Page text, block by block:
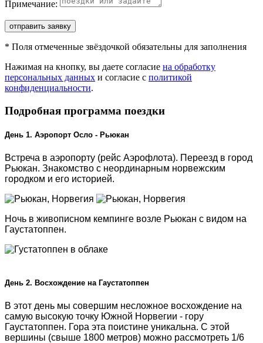
Примечание:
отправить заявку
* Поля отмеченные звёздочкой обязательны для заполнения
Нажимая на кнопку, вы даете согласие на обработку
персональных данных и согласие с политикой
конфиденциальности.
Подробная программа поездки
День 1. Аэропорт Осло - Рьюкан
Встреча в аэропорту (рейс Аэрофлота). Переезд в город
Рьюкан. Знакомство с неординарным норвежским
городком и его историей.
Ночь в живописном кемпинге возле Рьюкан с видом на
Гаустатоппен.
День 2. Восхождение на Гаустатоппен
В этот день мы совершим несложное восхождение на
самую высокую точку Южной Норвегии - гору
Гаустатоппен. Гора эта поистине уникальна. С этой
вершины (свыше 1800 метров) можно рассмотреть 1/6